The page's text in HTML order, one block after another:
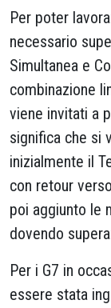
Per poter
necessario
Simultanea e
combinazione
viene invitati a
significa che si
inizialmente il
con retour
poi aggiunto le
dovendo
Per i G7 in
essere stata